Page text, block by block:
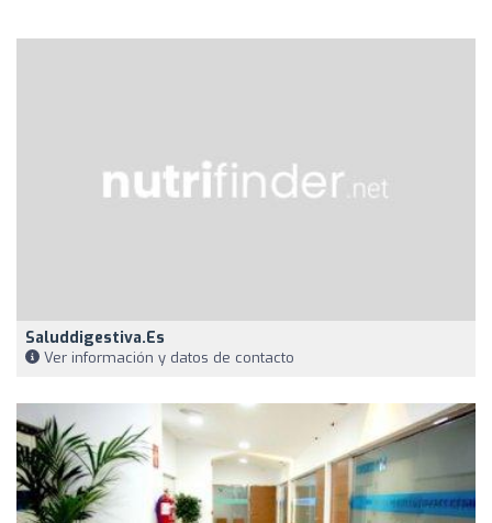
Saluddigestiva.es
Ver información y datos de contacto